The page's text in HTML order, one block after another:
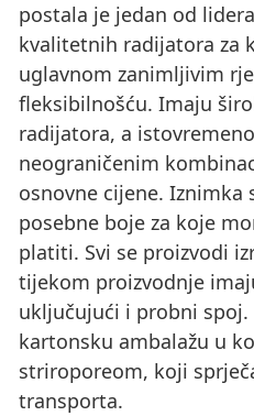
postala je jedan od
kvalitetnih radijatora za
uglavnom zanimljivim
fleksibilnošću. Imaju
radijatora, a
neograničenim
osnovne cijene. Iznimka
posebne boje za koje
platiti. Svi se proizvodi
tijekom proizvodnje
uključujući i probni spoj.
kartonsku ambalažu u
striroporeom, koji
transporta.